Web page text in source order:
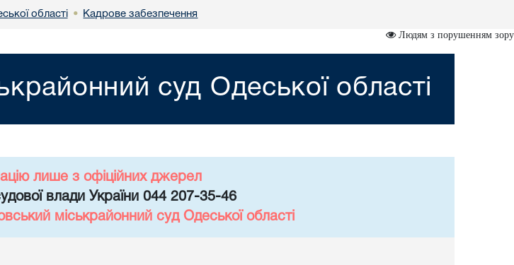
області • Кадрове забезпечення
Людям з порушенням зору
суд Одеської області
лише з офіційних джерел
влади України 044 207-35-46
міськрайонний суд Одеської області